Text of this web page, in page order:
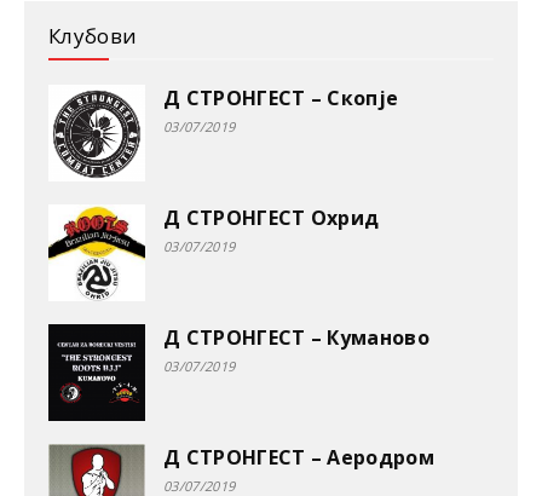
Клубови
Д СТРОНГЕСТ – Скопје
03/07/2019
Д СТРОНГЕСТ Охрид
03/07/2019
Д СТРОНГЕСТ – Куманово
03/07/2019
Д СТРОНГЕСТ – Аеродром
03/07/2019